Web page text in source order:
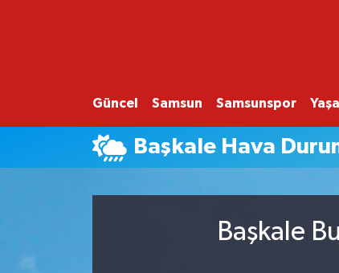
Güncel Samsun Samsunspor
Başkale Hava
Başkale
SAMSUN
SAMSUNSPOR